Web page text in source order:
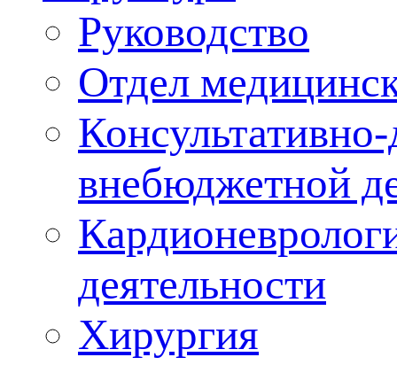
Руководство
Отдел
внебюджетной
деятельности
Хирургия